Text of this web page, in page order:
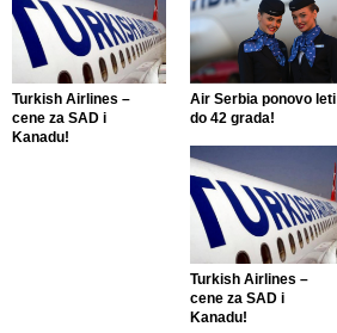
Turkish Airlines –
cene za SAD i
Kanadu!
Air Serbia ponovo leti
do 42 grada!
Turkish Airlines –
cene za SAD i
Kanadu!